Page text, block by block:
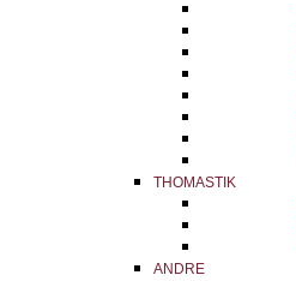
THOMASTIK
ANDRE